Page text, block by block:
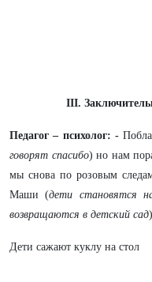
III.
Педагог – психолог: -
говорят спасибо) но нам
мы снова по розовым
Маши (дети становятся
возвращаются в детский сад)
Дети сажают куклу на стол